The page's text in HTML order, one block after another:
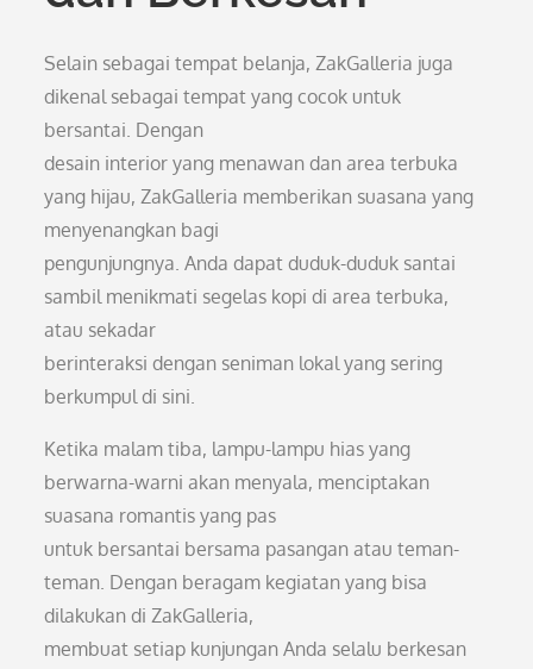
Selain sebagai tempat belanja, ZakGalleria juga
dikenal sebagai tempat yang cocok untuk
bersantai. Dengan
desain interior yang menawan dan area terbuka
yang hijau, ZakGalleria memberikan suasana yang
menyenangkan bagi
pengunjungnya. Anda dapat duduk-duduk santai
sambil menikmati segelas kopi di area terbuka,
atau sekadar
berinteraksi dengan seniman lokal yang sering
berkumpul di sini.
Ketika malam tiba, lampu-lampu hias yang
berwarna-warni akan menyala, menciptakan
suasana romantis yang pas
untuk bersantai bersama pasangan atau teman-
teman. Dengan beragam kegiatan yang bisa
dilakukan di ZakGalleria,
membuat setiap kunjungan Anda selalu berkesan